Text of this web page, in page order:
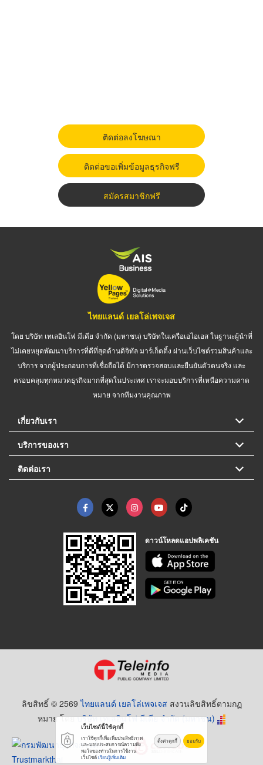
ติดต่อลงโฆษณา
ติดต่อขอเพิ่มข้อมูลธุรกิจฟรี
สมัครสมาชิกฟรี
ไทยแลนด์ เยลโล่เพจเจส
โดย บริษัท เทเลอินโฟ มีเดีย จำกัด (มหาชน) บริษัทในเครือเอไอเอส ในฐานะผู้นำที่
ไม่เคยหยุดพัฒนาบริการที่ดีที่สุดด้านดิจิทัล มาร์เก็ตติ้ง ผ่านเว็บไซต์รวมสินค้าและ
บริการ จากผู้ประกอบการที่เชื่อถือได้ มีการตรวจสอบและยืนยันตัวตนจริง และ
ครอบคลุมทุกหมวดธุรกิจมากที่สุดในประเทศ เราจะมอบบริการที่เหนือความคาด
หมาย จากทีมงานคุณภาพ
เกี่ยวกับเรา
บริการของเรา
ติดต่อเรา
ดาวน์โหลดแอปพลิเคชัน
ลิขสิทธิ์ © 2569ไทยแลนด์ เยลโล่เพจเจส สงวนลิขสิทธิ์ตามกฏ
หมาย โดยบริษัท เทเลอินโฟ มีเดีย จำกัด (มหาชน)
เว็บไซต์นี้ใช้คุกกี้
เราใช้คุกกี้เพื่อเพิ่มประสิทธิภาพ
และมอบประสบการณ์ความพึง
พอใจของท่านในการใช้งาน
เว็บไซต์เรียนรู้เพิ่มเติม
ตั้งค่าคุกกี้ ยอมรับ